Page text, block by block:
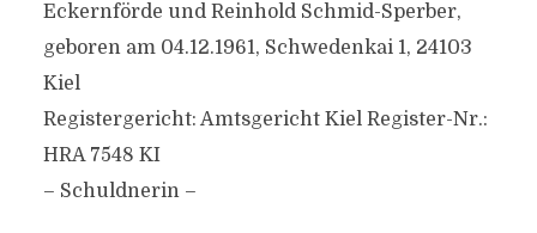
Eckernförde und Reinhold Schmid-Sperber,
geboren am 04.12.1961, Schwedenkai 1, 24103
Kiel
Registergericht: Amtsgericht Kiel Register-Nr.:
HRA 7548 KI
– Schuldnerin –